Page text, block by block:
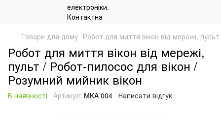
Товари для дому Робот для миття вікон від мережі,
Робот для миття вікон від мережі,
пульт / Робот-пилосос для вікон /
Розумний мийник вікон
В наявності Артикул: MKA 004 Написати відгук